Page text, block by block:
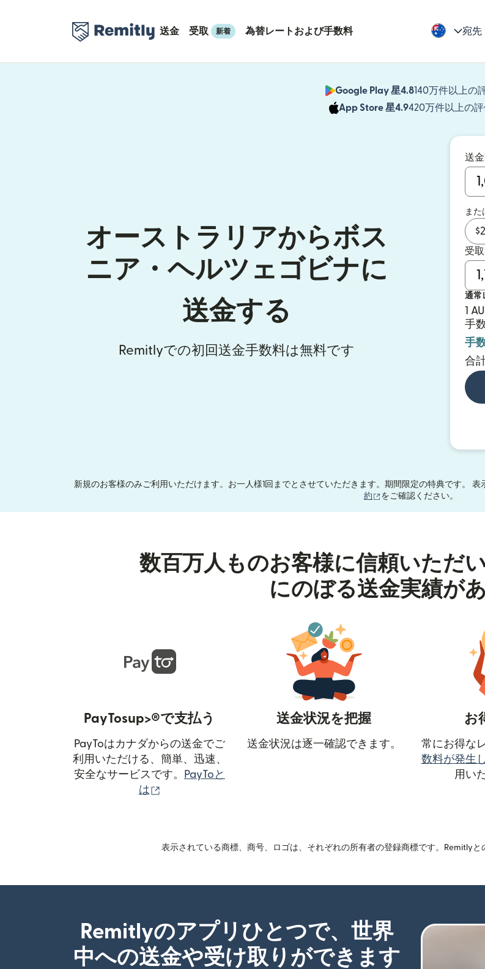
送金 受取 新着 為替レートおよび手数料 宛先
Google Play 星4.8140万件以上の
App Store 星4.9420万件以上の評
オーストラリアからボス
ニア・ヘルツェゴビナに
送金する
Remitlyでの初回送金手数料は無料です
送
また
$
受
通常
1
手
手
合
新規のお客様のみご利用いただけます。お一人様1回までとさせていただきます。期間限定の特典です。
約
（別ウィンドウで開きます
をご確認ください。
数百万人ものお客様に信頼いただ
にのぼる送金実績が
PayTosup>®で支払う
PayToはカナダからの送金でご
利用いただける、簡単、迅速、
安全なサービスです。
PayToと
は
送金状況を把握
送金状況は逐一確認できます。
お
常にお得な
数料が発生
用い
表示されている商標、商号、ロゴは、それぞれの所有者の登録商標です。Remitlyと
Remitlyのアプリひとつで、世界
中への送金や受け取りができます